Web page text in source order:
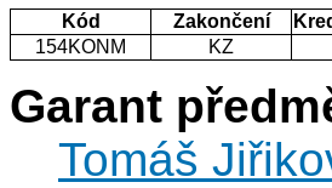
Kód Zakončení
154KONM
KZ
Garant
Tomáš